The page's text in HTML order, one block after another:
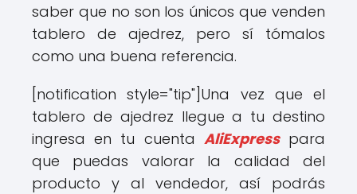
saber que no son los únicos que venden
tablero de ajedrez, pero sí tómalos
como una buena referencia.
[notification style="tip"] Una vez que el
tablero de ajedrez llegue a tu destino
ingresa en tu cuenta AliExpresspara
que puedas valorar la calidad del
producto y al vendedor, así podrás